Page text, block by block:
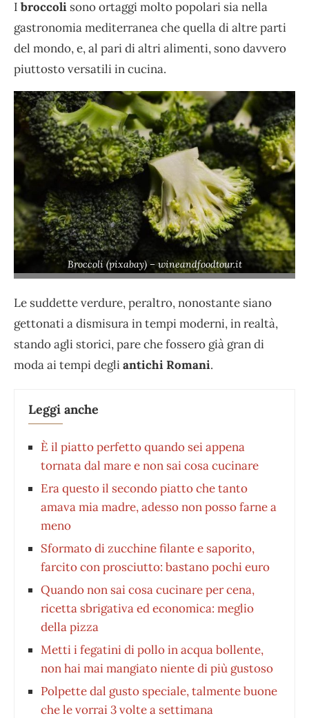
I broccoli sono ortaggi molto popolari sia nella
gastronomia mediterranea che quella di altre parti
del mondo, e, al pari di altri alimenti, sono davvero
piuttosto versatili in cucina.
Broccoli (pixabay) – wineandfoodtour.it
Le suddette verdure, peraltro, nonostante siano
gettonati a dismisura in tempi moderni, in realtà,
stando agli storici, pare che fossero già gran di
moda ai tempi degliantichi Romani.
Leggi anche
È il piatto perfetto quando sei appena
tornata dal mare e non sai cosa cucinare
Era questo il secondo piatto che tanto
amava mia madre, adesso non posso farne a
meno
Sformato di zucchine filante e saporito,
farcito con prosciutto: bastano pochi euro
Quando non sai cosa cucinare per cena,
ricetta sbrigativa ed economica: meglio
della pizza
Metti i fegatini di pollo in acqua bollente,
non hai mai mangiato niente di più gustoso
Polpette dal gusto speciale, talmente buone
che le vorrai 3 volte a settimana